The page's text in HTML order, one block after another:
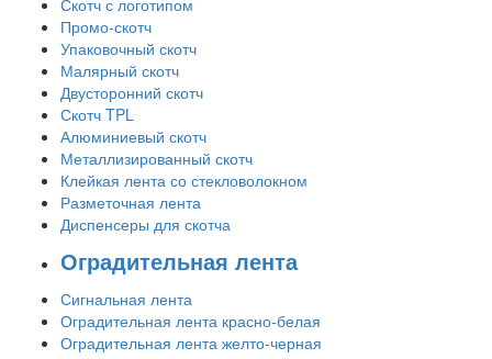
Скотч с логотипом
Промо-скотч
Упаковочный скотч
Малярный скотч
Двусторонний скотч
Скотч TPL
Алюминиевый скотч
Металлизированный скотч
Клейкая лента со стекловолокном
Разметочная лента
Диспенсеры для скотча
Оградительная лента
Сигнальная лента
Оградительная лента красно-белая
Оградительная лента желто-черная